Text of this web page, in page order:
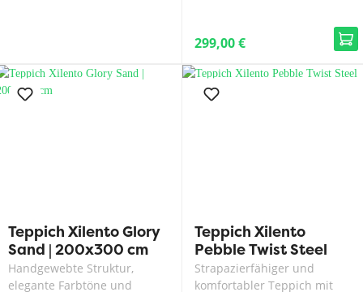
299,00 €
Teppich Xilento Glory
Sand | 200x300 cm
Handgewebte Struktur,
elegante Farbtöne und
Teppich Xilento
Pebble Twist Steel
Strapazierfähiger und
komfortabler Teppich mit